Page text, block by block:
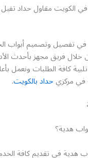
في الكويت مقاول حداد
تفصيل وتصميم أبواب
خلال فريق مجهز بأحدث
كافة الطلبات ونعمل
في مركزيحداد بالكويت.
هدية؟
هدية في تقديم كافة